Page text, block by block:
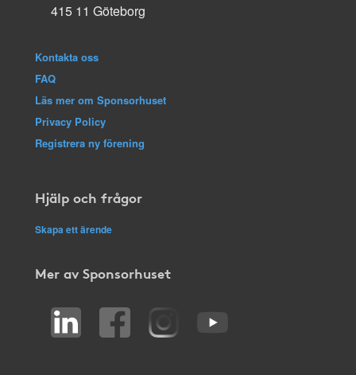
415 11 Göteborg
Kontakta oss
FAQ
Läs mer om Sponsorhuset
Privacy Policy
Registrera ny förening
Hjälp och frågor
Skapa ett ärende
Mer av Sponsorhuset